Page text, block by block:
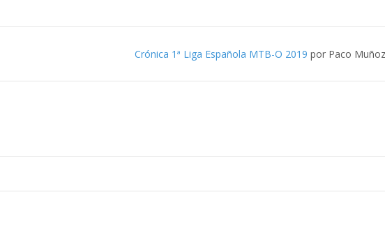
Crónica 1ª Liga Española MTB-O 2019 por Paco Muñoz